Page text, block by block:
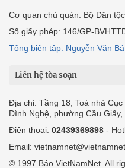
Cơ quan chủ quản: Bộ Dân
Số giấy phép: 146/GP-
Tổng biên tập: Nguyễn Văn Bá
Liên hệ tòa soạn
Địa chỉ: Tầng 18, Toà nhà
Đình Nghệ, phường Cầu Giấy,
Điện thoại: 02439369898 -
Email:
© 1997 Báo VietNamNet. All